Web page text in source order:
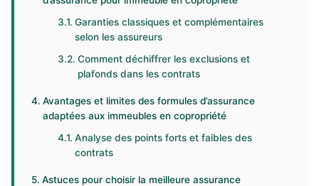
Garanties classiques et complémentaires
selon les assureurs
Comment déchiffrer les exclusions et
plafonds dans les contrats
Avantages et limites des formules d’assurance
adaptées aux immeubles en copropriété
Analyse des points forts et faibles des
contrats
Astuces pour choisir la meilleure assurance